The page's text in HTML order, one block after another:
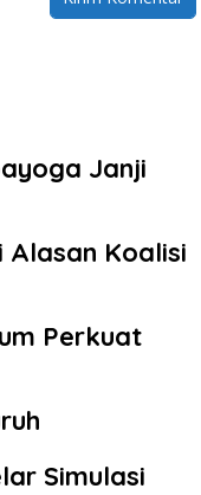
Janji
Alasan Koalisi
Perkuat
Simulasi